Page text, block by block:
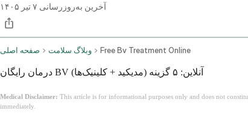
آخرین به‌روزرسانی ۷ تیر ۱۴۰۵
صفحه اصلی وبلاگ سلامت Free Bv Treatment Online
درمان رایگان BV آنلاین: ۵ گزینه (مدیکید + کلینیک‌ها)
Medical Disclaimer: This article is for informational purposes only and does not
immediately.